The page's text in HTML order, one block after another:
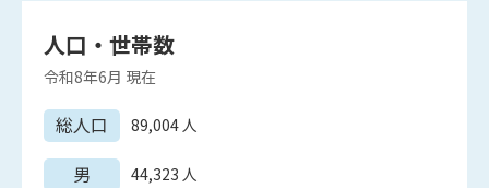
人口・世帯数
令和8年6月 現在
総人口 89,004人
男 44,323 人